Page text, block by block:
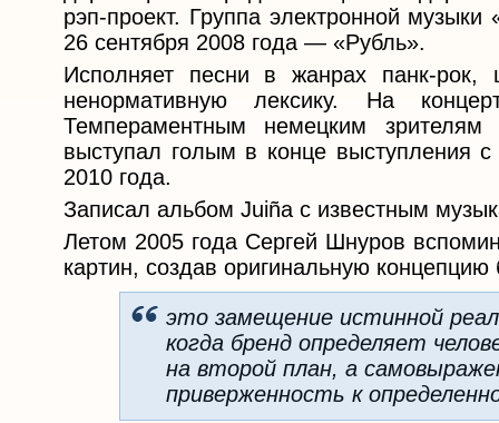
рэп-проект. Группа электронной
26 сентября 2008 года — «Рубль».
Исполняет песни в жанрах панк-рок,
ненормативную лексику. На
Темпераментным немецким
выступал голым в конце выступления
2010 года.
Записал альбом Juiña c известным
Летом 2005 года Сергей Шнуров
картин, создав оригинальную
это замещение истинной
когда бренд определяет
на второй план, а
приверженность к